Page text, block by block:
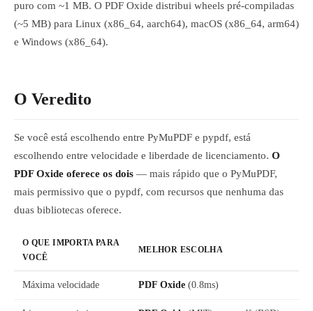
puro com ~1 MB. O PDF Oxide distribui wheels pré-compiladas
(~5 MB) para Linux (x86_64, aarch64), macOS (x86_64, arm64)
e Windows (x86_64).
O Veredito
Se você está escolhendo entre PyMuPDF e pypdf, está
escolhendo entre velocidade e liberdade de licenciamento. O
PDF Oxide oferece os dois — mais rápido que o PyMuPDF,
mais permissivo que o pypdf, com recursos que nenhuma das
duas bibliotecas oferece.
O QUE IMPORTA PARA
VOCÊ
MELHOR ESCOLHA
Máxima velocidade PDF Oxide (0.8ms)